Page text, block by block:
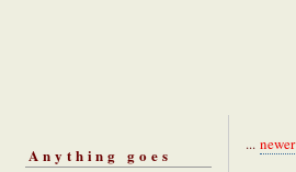
Anything goes
...